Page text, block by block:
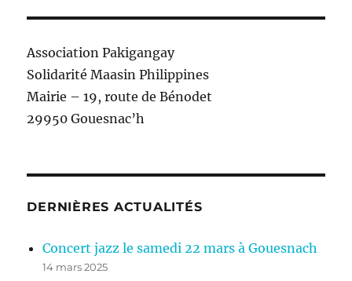
Association Pakigangay
Solidarité Maasin Philippines
Mairie – 19, route de Bénodet
29950 Gouesnac’h
DERNIÈRES ACTUALITÉS
Concert jazz le samedi 22 mars à Gouesnach
14 mars 2025